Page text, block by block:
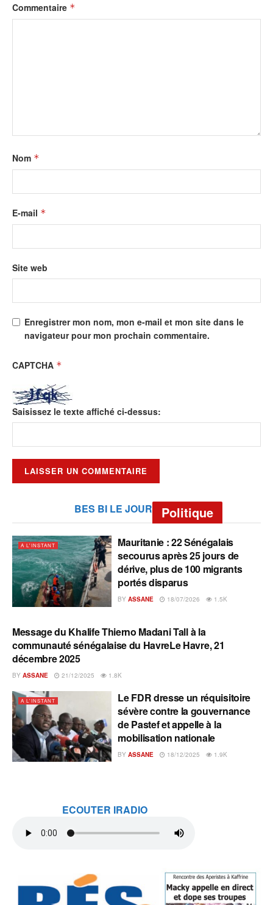
Commentaire *
Nom *
E-mail *
Site web
Enregistrer mon nom, mon e-mail et mon site dans le
navigateur pour mon prochain commentaire.
CAPTCHA *
Saisissez le texte affiché ci-dessus:
BES BI LE JOUR Politique
A L'INSTANT
Mauritanie : 22 Sénégalais
secourus après 25 jours de
dérive, plus de 100 migrants
portés disparus
BY ASSANE 18/07/2026 1.5K
A L'INSTANT
Message du Khalife Thierno Madani Tall à la
communauté sénégalaise du HavreLe Havre, 21
décembre 2025
BY ASSANE 21/12/2025 1.8K
A L'INSTANT
Le FDR dresse un réquisitoire
sévère contre la gouvernance
de Pastef et appelle à la
mobilisation nationale
BY ASSANE 18/12/2025 1.9K
ECOUTER IRADIO